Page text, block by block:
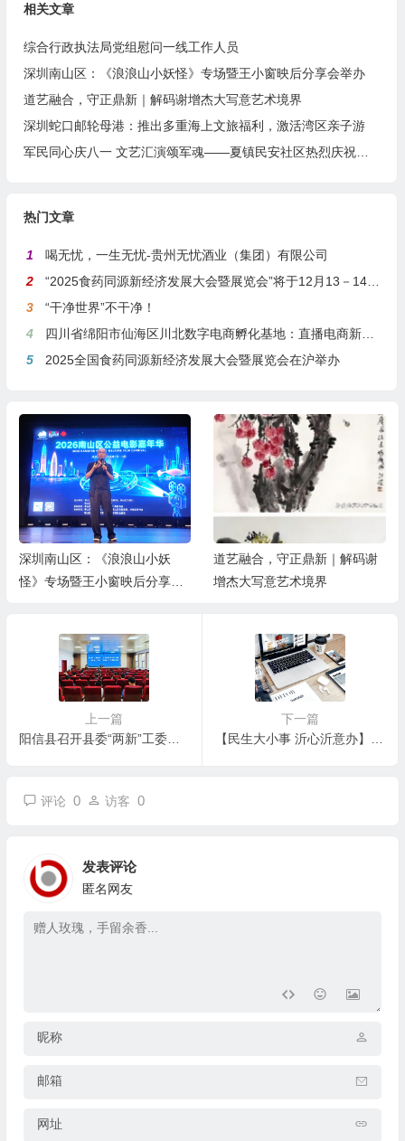
相关文章
综合行政执法局党组慰问一线工作人员
深圳南山区：《浪浪山小妖怪》专场暨王小窗映后分享会举办
道艺融合，守正鼎新｜解码谢增杰大写意艺术境界
深圳蛇口邮轮母港：推出多重海上文旅福利，激活湾区亲子游
军民同心庆八一 文艺汇演颂军魂——夏镇民安社区热烈庆祝建军99周年
热门文章
1
喝无忧，一生无忧-贵州无忧酒业（集团）有限公司
2
“2025食药同源新经济发展大会暨展览会”将于12月13－14日在沪举行
3
“干净世界”不干净！
4
四川省绵阳市仙海区川北数字电商孵化基地：直播电商新引擎，预计年产值达5亿
5
2025全国食药同源新经济发展大会暨展览会在沪举办
深圳南山区：《浪浪山小妖
怪》专场暨王小窗映后分享会
道艺融合，守正鼎新｜解码谢
增杰大写意艺术境界
上一篇
阳信县召开县委“两新”工委委员会议暨“两企三新” 党建工作推进会
下一篇
评论 0 访客 0
发表评论
匿名网友
昵称
邮箱
网址